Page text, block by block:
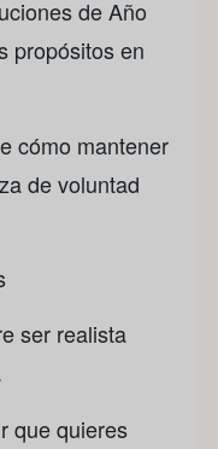
de Año
propósitos en
cómo mantener
de voluntad
ser realista
que quieres